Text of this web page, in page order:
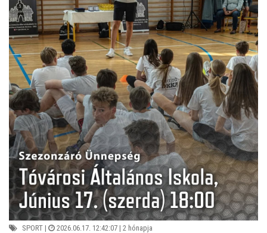
SPORT | 2026.06.17. 12:42:07 | 2 hónapja